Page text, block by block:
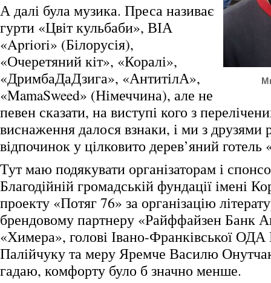
А далі була музика. Преса називає
гурти «Цвіт кульбаби», ВІА
«Apriori» (Білорусія),
«Очеретяний кіт», «Коралі»,
«ДримбаДаДзига», «АнтитілА»,
«MamaSweed» (Німеччина), але не
певен сказати, на виступі кого з
виснаження далося взнаки, і ми з
відпочинок у цілковито дерев’яний
Тут маю подякувати організаторам і
Благодійній громадській фундації імені
проекту «Потяг 76» за організацію
брендовому партнеру «Райффайзен Банк
«Химера», голові Івано-Франківської
Палійчуку та меру Яремче Василю
гадаю, комфорту було б значно менше.